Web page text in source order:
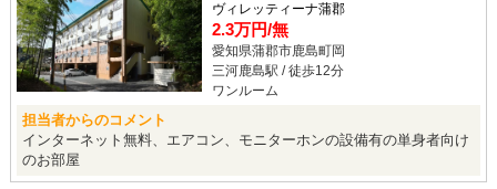
ヴィレッティーナ蒲郡
2.3万円/無
愛知県蒲郡市鹿島町岡
三河鹿島駅 / 徒歩12分
ワンルーム
担当者からのコメント
インターネット無料、エアコン、モニターホンの設備有の単身者向け
のお部屋